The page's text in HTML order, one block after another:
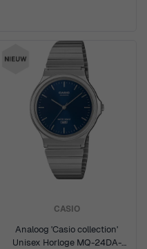
CASIO
Analoog 'Casio collection'
Unisex Horloge MQ-24DA-